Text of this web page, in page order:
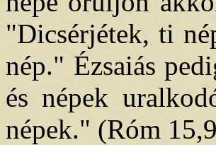
"Dicsérjétek, ti
nép." Ézsaiás
és népek
népek." (Róm